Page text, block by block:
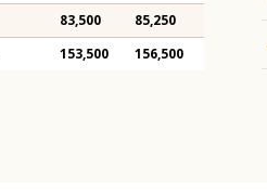
83,500 85,250
153,500 156,500